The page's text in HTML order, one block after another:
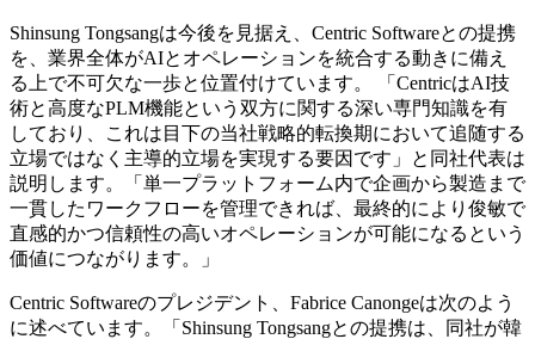
Shinsung Tongsangは今後を見据え、Centric Softwareとの提携
を、業界全体がAIとオペレーションを統合する動きに備え
る上で不可欠な一歩と位置付けています。 「CentricはAI技
術と高度なPLM機能という双方に関する深い専門知識を有
しており、これは目下の当社戦略的転換期において追随する
立場ではなく主導的立場を実現する要因です」と同社代表は
説明します。「単一プラットフォーム内で企画から製造まで
一貫したワークフローを管理できれば、最終的により俊敏で
直感的かつ信頼性の高いオペレーションが可能になるという
価値につながります。」
Centric Softwareのプレジデント、Fabrice Canongeは次のよう
に述べています。「Shinsung Tongsangとの提携は、同社が韓